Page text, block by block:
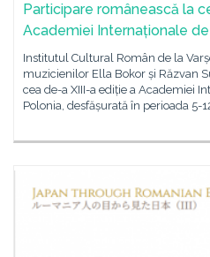
Participare românească la
Academiei Internaționale
Institutul Cultural Român de la
muzicienilor Ella Bokor și Răzvan
cea de-a XIII-a ediție a Academiei
Polonia, desfășurată în perioada